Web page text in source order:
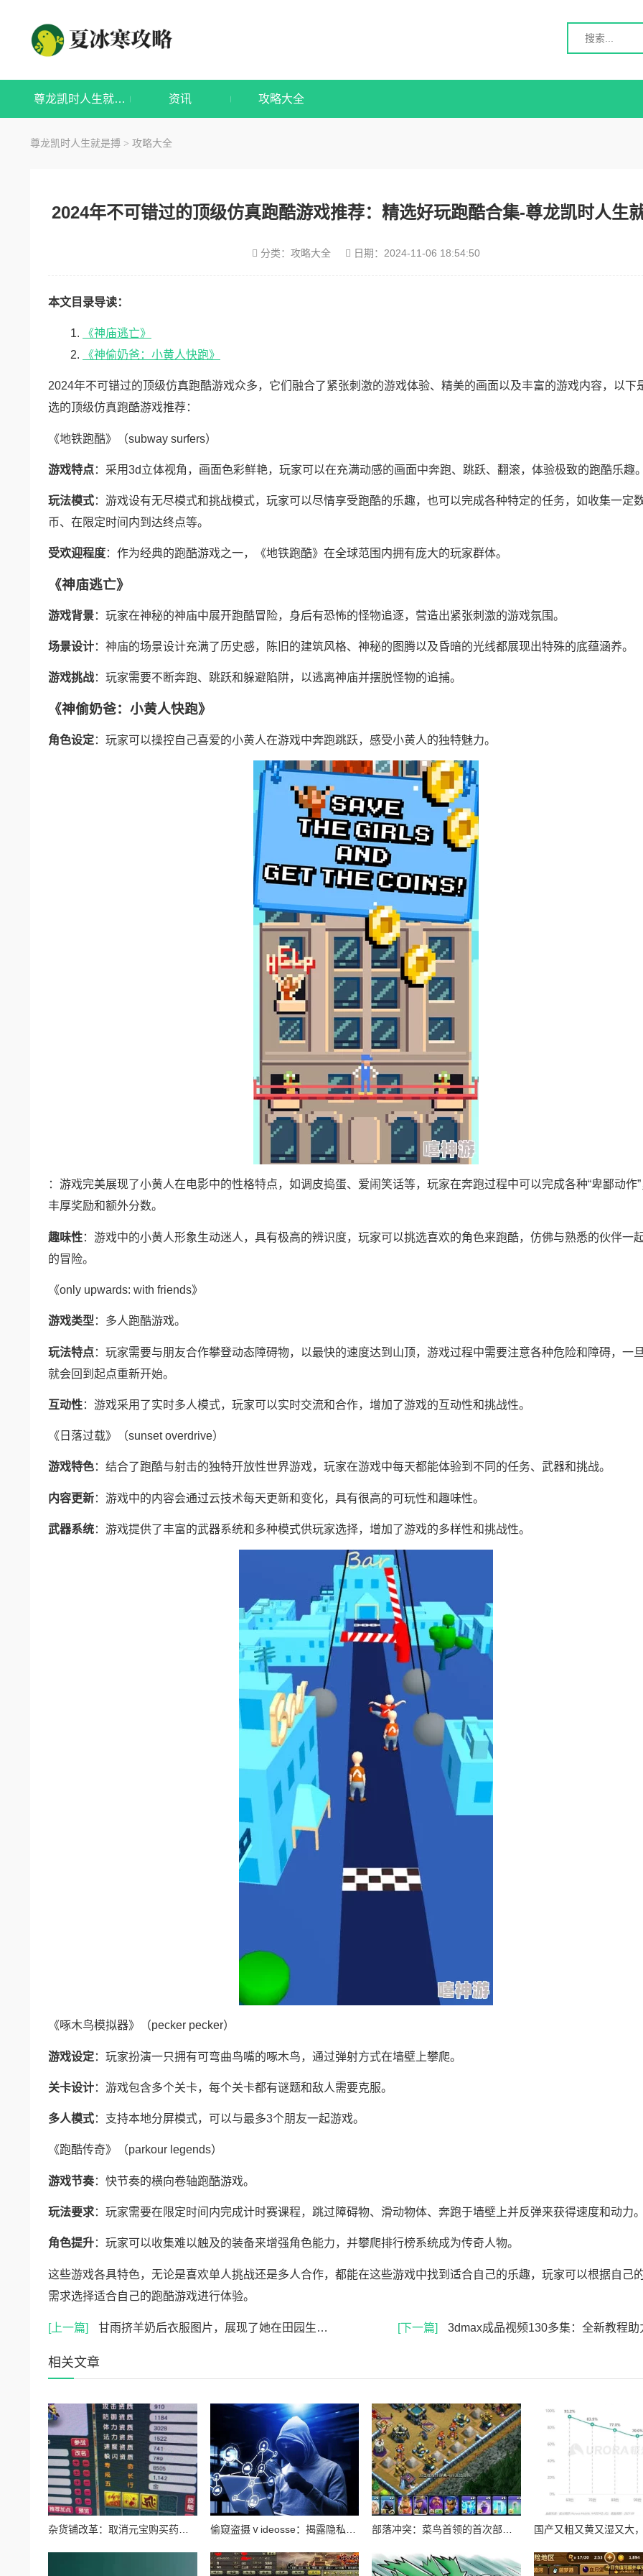
尊龙凯时人生就是搏 资讯 攻略大全
尊龙凯时人生就是搏 > 攻略大全
2024年不可错过的顶级仿真跑酷游戏推荐：精选好玩跑酷合集-尊龙凯时人生
分类： 攻略大全 日期： 2024-11-06 18:54:50
本文目录导读：
《神庙逃亡》
《神偷奶爸：小黄人快跑》
2024年不可错过的顶级仿真跑酷游戏众多，它们融合了紧张刺激的游戏体验、精美的画面以及丰富的游戏内容，以下
选的顶级仿真跑酷游戏推荐：
《地铁跑酷》（subway surfers）
游戏特点：采用3d立体视角，画面色彩鲜艳，玩家可以在充满动感的画面中奔跑、跳跃、翻滚，体验极致的跑酷乐趣
玩法模式：游戏设有无尽模式和挑战模式，玩家可以尽情享受跑酷的乐趣，也可以完成各种特定的任务，如收集一定
币、在限定时间内到达终点等。
受欢迎程度：作为经典的跑酷游戏之一，《地铁跑酷》在全球范围内拥有庞大的玩家群体。
《神庙逃亡》
游戏背景：玩家在神秘的神庙中展开跑酷冒险，身后有恐怖的怪物追逐，营造出紧张刺激的游戏氛围。
场景设计：神庙的场景设计充满了历史感，陈旧的建筑风格、神秘的图腾以及昏暗的光线都展现出特殊的底蕴涵养。
游戏挑战：玩家需要不断奔跑、跳跃和躲避陷阱，以逃离神庙并摆脱怪物的追捕。
《神偷奶爸：小黄人快跑》
角色设定：玩家可以操控自己喜爱的小黄人在游戏中奔跑跳跃，感受小黄人的独特魅力。
：游戏完美展现了小黄人在电影中的性格特点，如调皮捣蛋、爱闹笑话等，玩家在奔跑过程中可以完成各种“卑鄙动作
丰厚奖励和额外分数。
趣味性：游戏中的小黄人形象生动迷人，具有极高的辨识度，玩家可以挑选喜欢的角色来跑酷，仿佛与熟悉的伙伴一
的冒险。
《only upwards: with friends》
游戏类型 ：多人跑酷游戏。
玩法特点：玩家需要与朋友合作攀登动态障碍物，以最快的速度达到山顶，游戏过程中需要注意各种危险和障碍，一
就会回到起点重新开始。
互动性：游戏采用了实时多人模式，玩家可以实时交流和合作，增加了游戏的互动性和挑战性。
《日落过载》（sunset overdrive）
游戏特色：结合了跑酷与射击的独特开放性世界游戏，玩家在游戏中每天都能体验到不同的任务、武器和挑战。
内容更新：游戏中的内容会通过云技术每天更新和变化，具有很高的可玩性和趣味性。
武器系统：游戏提供了丰富的武器系统和多种模式供玩家选择，增加了游戏的多样性和挑战性。
《啄木鸟模拟器》（pecker pecker）
游戏设定：玩家扮演一只拥有可弯曲鸟嘴的啄木鸟，通过弹射方式在墙壁上攀爬。
关卡设计：游戏包含多个关卡，每个关卡都有谜题和敌人需要克服。
多人模式：支持本地分屏模式，可以与最多3个朋友一起游戏。
《跑酷传奇》（parkour legends）
游戏节奏：快节奏的横向卷轴跑酷游戏。
玩法要求：玩家需要在限定时间内完成计时赛课程，跳过障碍物、滑动物体、奔跑于墙壁上并反弹来获得速度和动力
角色提升：玩家可以收集难以触及的装备来增强角色能力，并攀爬排行榜系统成为传奇人物。
这些游戏各具特色，无论是喜欢单人挑战还是多人合作，都能在这些游戏中找到适合自己的乐趣，玩家可以根据自己
需求选择适合自己的跑酷游戏进行体验。
[上一篇] 甘雨挤羊奶后衣服图片，展现了她在田园生活中的可爱瞬间与自然的亲密接触，让人感受到乡村的宁静与美好 [下一篇] 3dmax成品视频130多集：全新教程助力设计师提升技能，开启创
相关文章